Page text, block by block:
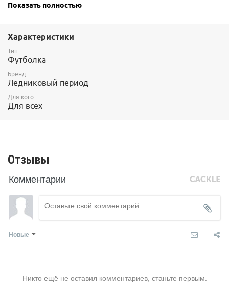
годы и принял в своих стенах тысячи туристов. Сейчас приют
силами добровольцев.
строительных материалов, топлива и прочего необходимого.
Показать полностью
Характеристики
Тип
Футболка
Бренд
Ледниковый период
Для кого
Для всех
Отзывы
Комментарии
Новые
Никто ещё не оставил комментариев, станьте первым.